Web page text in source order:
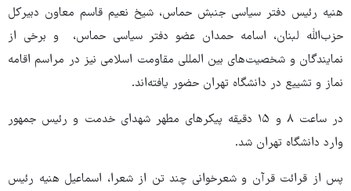
هنیه رئیس دفتر سیاسی جنبش حماس، شیخ نعیم قاسم معاون دبیرکل
حزب‌الله لبنان، اسامه حمدان عضو دفتر سیاسی حماس، و برخی از
نمایندگان و شخصیت‌های بین المللی مقاومت اسلامی نیز در مراسم اقامه
نماز و تشییع در دانشگاه تهران حضور یافته‌اند.
در ساعت ۸ و ۱۵ دقیقه پیکرهای مطهر شهدای خدمت و رئیس جمهور
وارد دانشگاه تهران شد.
پس از قرائت قرآن و شعرخوانی چند تن از شعرا، اسماعیل هنیه رئیس